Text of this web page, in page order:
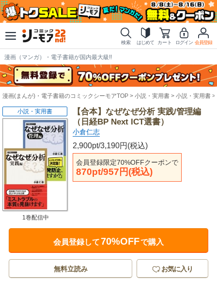
検索 はじめて カート ログイン 会員登録
漫画（マンガ）・電子書籍が国内最大級!!
漫画(まんが)・電子書籍のコミックシーモアTOP 小説・実用書 小説・実用書
【合本】なぜなぜ分析 実践/管理編
（日経BP Next ICT選書）
小倉仁志
2,900pt/3,190円(税込)
会員登録限定70%OFFクーポンで
870pt/957円(税込)
小説・実用書
1巻配信中
会員登録して70%OFFで購入
無料立読み お気に入り